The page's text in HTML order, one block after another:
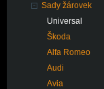
Sady žárovek
Universal
Škoda
Alfa Romeo
Audi
Avia